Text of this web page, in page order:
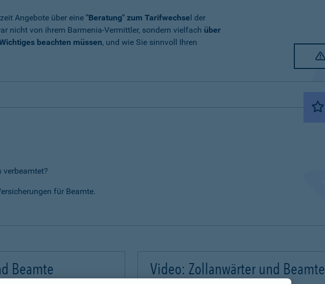
Angebote über eine "Beratung" zum Tarifwechsel der
nicht von ihrem Barmenia-Vermittler, sondern vielfach über
beachten müssen, und wie Sie sinnvoll Ihren
verbeamtet?
für Beamte.
Beamte Video: Zollanwärter und Beamte